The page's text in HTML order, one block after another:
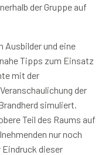
der Gruppe auf
Ausbilder und eine
Tipps zum Einsatz
mit der
der
simuliert.
Teil des Raums auf
nur noch
dieser